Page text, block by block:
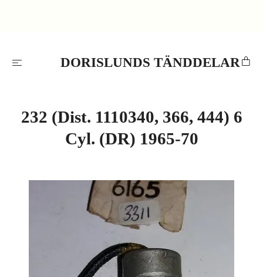
DORISLUNDS TÄNDDELAR
232 (Dist. 1110340, 366, 444) 6
Cyl. (DR) 1965-70